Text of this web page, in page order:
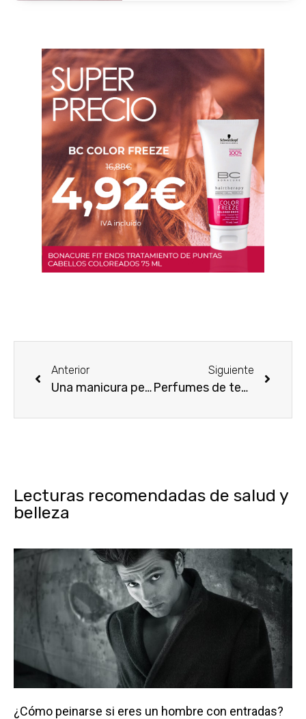
Anterior
Una manicura perfecta
Siguiente
Perfumes de temporada
Lecturas recomendadas de salud y
belleza
¿Cómo peinarse si eres un hombre con entradas?